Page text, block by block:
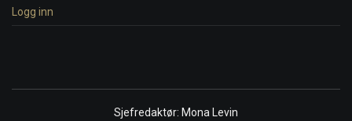
Logg inn
Sjefredaktør: Mona Levin